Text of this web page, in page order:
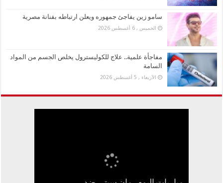
سامو زين يفاجئ جمهوره ويعلن ارتباطه بفنانة مصرية
الخميس , 6 أغسطس 2026
مفاجأة علمية.. علاج للكوليسترول يخلص الجسم من المواد
السامة
الأربعاء , 5 أغسطس 2026